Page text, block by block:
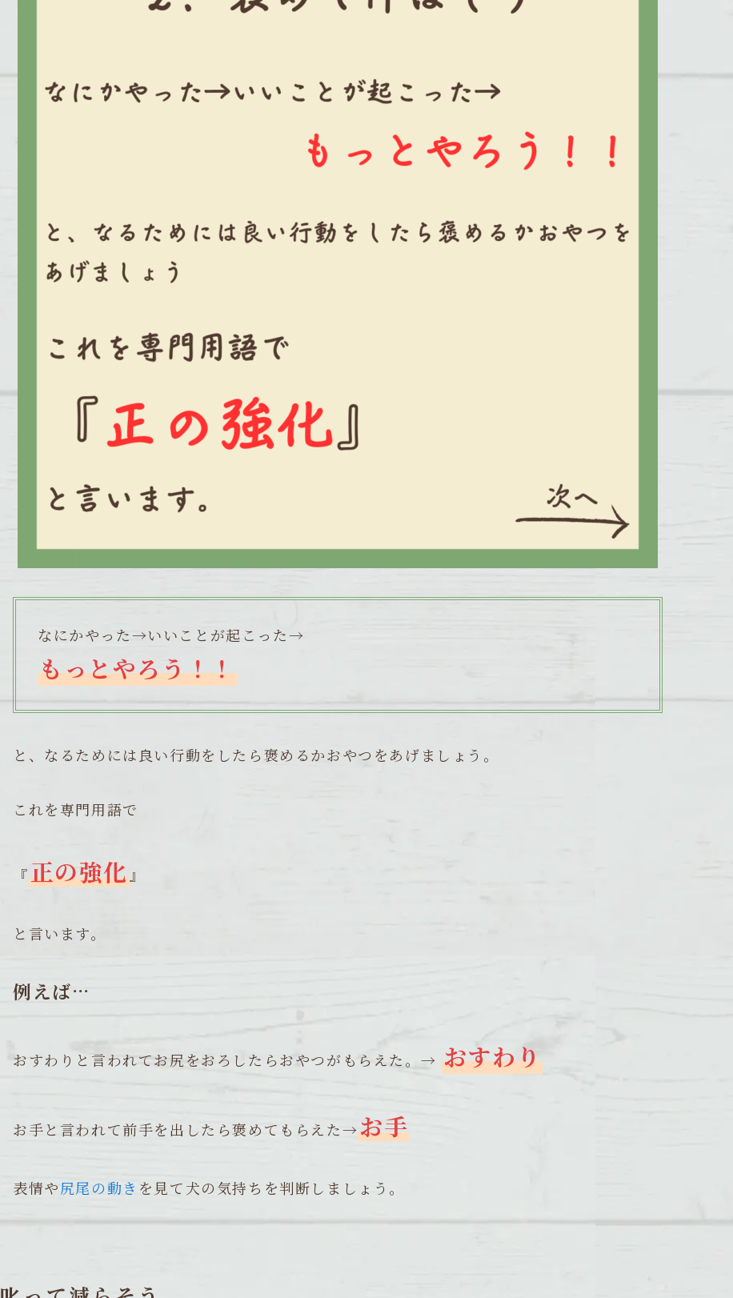
なにかやった→いいことが起こった→
もっとやろう！！
と、なるためには良い行動をしたら褒めるかおやつをあげましょう。
これを専門用語で
『正の強化 』
と言います。
例えば…
おすわりと言われてお尻をおろしたらおやつがもらえた。→ おすわり
お手と言われて前手を出したら褒めてもらえた→お手
表情や尻尾の動き を見て犬の気持ちを判断しましょう。